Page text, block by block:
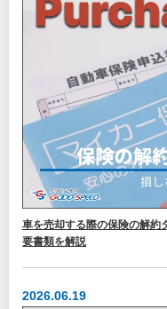
車を売却する際の保険の解約
要書類を解説
2026.06.19